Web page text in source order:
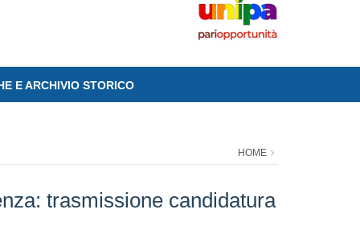
E ARCHIVIO STORICO
HOME
trasmissione candidatura